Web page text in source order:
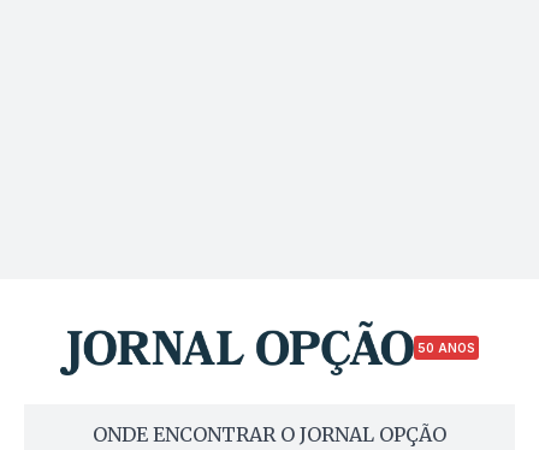
50 ANOS
ONDE ENCONTRAR O JORNAL OPÇÃO